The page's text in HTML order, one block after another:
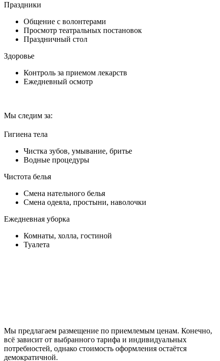
Праздники
Общение с волонтерами
Просмотр театральных постановок
Праздничный стол
Здоровье
Контроль за приемом лекарств
Ежедневный осмотр
Мы следим за:
Гигиена тела
Чистка зубов, умывание, бритье
Водные процедуры
Чистота белья
Смена нательного белья
Смена одеяла, простыни, наволочки
Ежедневная уборка
Комнаты, холла, гостиной
Туалета
Мы предлагаем размещение по приемлемым ценам. Конечно,
всё зависит от выбранного тарифа и индивидуальных
потребностей, однако стоимость оформления остаётся
демократичной.